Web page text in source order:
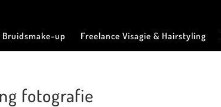
up Freelance Visagie & Hairstyling
fotografie